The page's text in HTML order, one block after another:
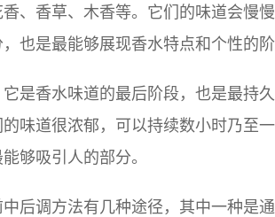
、香草、木香等。它们的味道会慢
也是最能够展现香水特点和个性的阶
是香水味道的最后阶段，也是最持
味道很浓郁，可以持续数小时乃至
够吸引人的部分。
中后调方法有几种途径，其中一种是